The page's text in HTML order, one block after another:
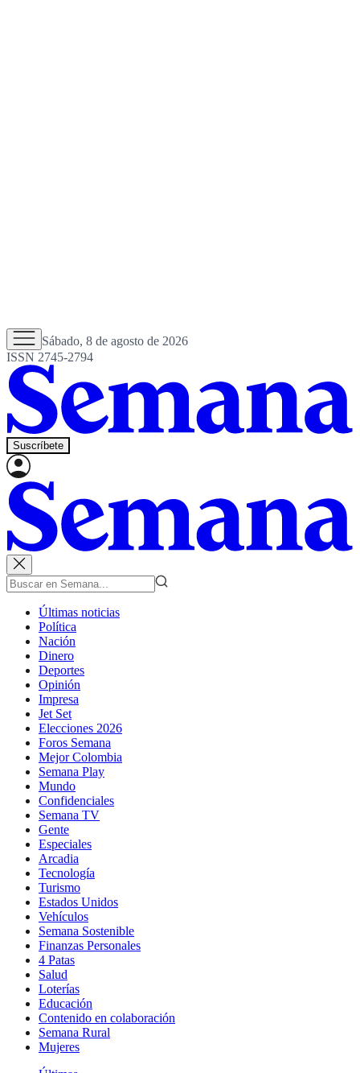
Sábado, 8 de agosto de 2026
ISSN 2745-2794
Suscríbete
Últimas noticias
Política
Nación
Dinero
Deportes
Opinión
Impresa
Jet Set
Elecciones 2026
Foros Semana
Mejor Colombia
Semana Play
Mundo
Confidenciales
Semana TV
Gente
Especiales
Arcadia
Tecnología
Turismo
Estados Unidos
Vehículos
Semana Sostenible
Finanzas Personales
4 Patas
Salud
Loterías
Educación
Contenido en colaboración
Semana Rural
Mujeres